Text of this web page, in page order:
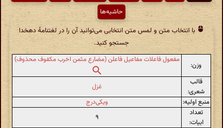
حاشیه‌ها
با انتخاب متن و لمس متن انتخابی می‌توانید آن را در لغتنامهٔ دهخدا
جستجو کنید.
وزن:
مفعول فاعلات مفاعیل فاعلن (مضارع مثمن اخرب مکفوف محذوف)
قالب
شعری:
غزل
منبع اولیه:
ویکی‌درج
تعداد
ابیات:
۹